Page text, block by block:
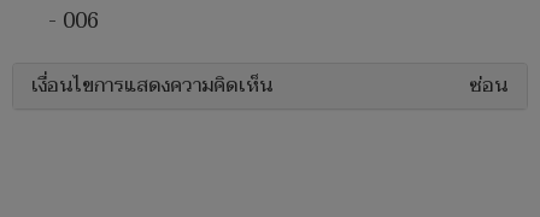
- 006
เงื่อนไขการแสดงความคิดเห็น ซ่อน